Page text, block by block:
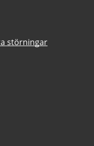
störningar